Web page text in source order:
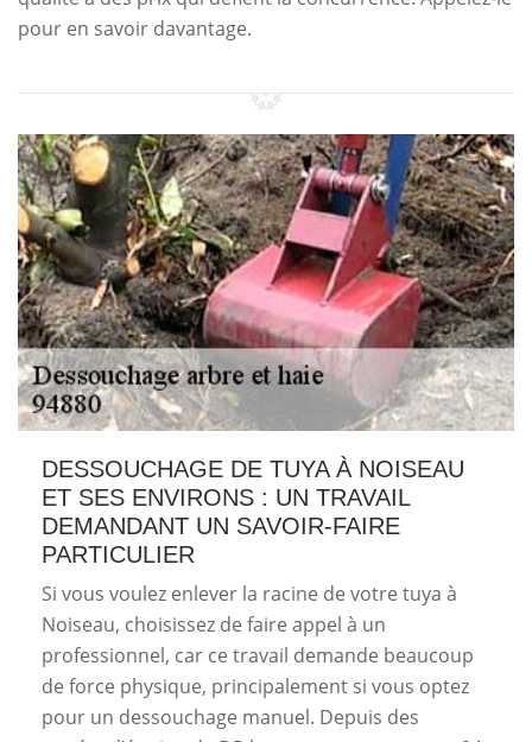
pour en savoir davantage.
DESSOUCHAGE DE TUYA À NOISEAU
ET SES ENVIRONS : UN TRAVAIL
DEMANDANT UN SAVOIR-FAIRE
PARTICULIER
Si vous voulez enlever la racine de votre tuya à
Noiseau, choisissez de faire appel à un
professionnel, car ce travail demande beaucoup
de force physique, principalement si vous optez
pour un dessouchage manuel. Depuis des